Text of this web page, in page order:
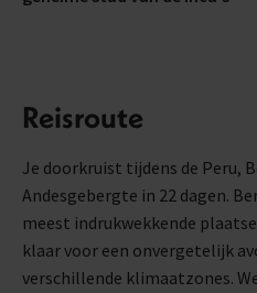
Reisroute
Je doorkruist tijdens de Peru,
Andesgebergte in 22 dagen.
meest indrukwekkende
klaar voor een onvergetelijk
verschillende klimaatzones.